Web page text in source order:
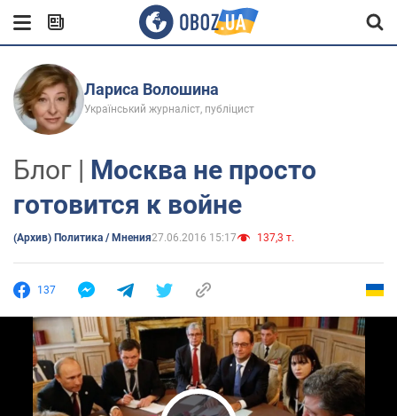
Лариса Волошина
Український журналіст, публіцист
Блог | Москва не просто
готовится к войне
(Архив) Политика / Мнения27.06.2016 15:17 137,3 т.
137